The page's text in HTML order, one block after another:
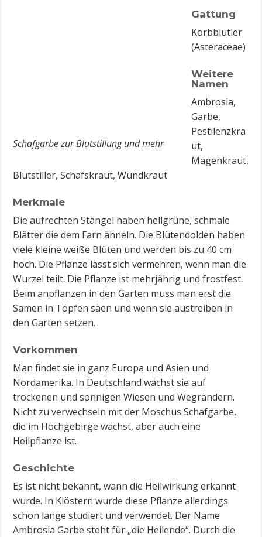
Schafgarbe zur Blutstillung und mehr
Gattung
Korbblütler
(Asteraceae)
Weitere
Namen
Ambrosia,
Garbe,
Pestilenzkra
ut,
Magenkraut,
Blutstiller, Schafskraut, Wundkraut
Merkmale
Die aufrechten Stängel haben hellgrüne, schmale
Blätter die dem Farn ähneln. Die Blütendolden haben
viele kleine weiße Blüten und werden bis zu 40 cm
hoch. Die Pflanze lässt sich vermehren, wenn man die
Wurzel teilt. Die Pflanze ist mehrjährig und frostfest.
Beim anpflanzen in den Garten muss man erst die
Samen in Töpfen säen und wenn sie austreiben in
den Garten setzen.
Vorkommen
Man findet sie in ganz Europa und Asien und
Nordamerika. In Deutschland wächst sie auf
trockenen und sonnigen Wiesen und Wegrändern.
Nicht zu verwechseln mit der Moschus Schafgarbe,
die im Hochgebirge wächst, aber auch eine
Heilpflanze ist.
Geschichte
Es ist nicht bekannt, wann die Heilwirkung erkannt
wurde. In Klöstern wurde diese Pflanze allerdings
schon lange studiert und verwendet. Der Name
Ambrosia Garbe steht für „die Heilende“. Durch die